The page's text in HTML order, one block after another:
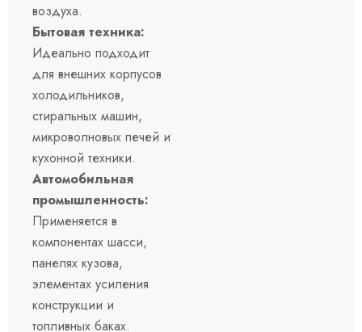
воздуха.
Бытовая техника:
Идеально подходит
для внешних корпусов
холодильников,
стиральных машин,
микроволновых печей и
кухонной техники.
Автомобильная
промышленность:
Применяется в
компонентах шасси,
панелях кузова,
элементах усиления
конструкции и
топливных баках.